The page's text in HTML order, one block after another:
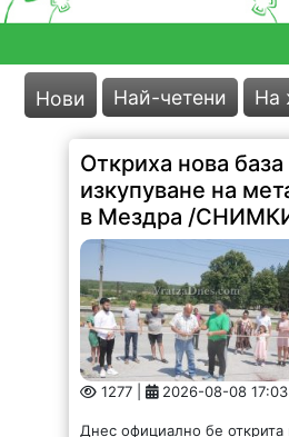
Нови Най-четени На
Откриха нова база
изкупуване на
в Мездра /
1277 | 2026-08-08
Днес официално бе открита